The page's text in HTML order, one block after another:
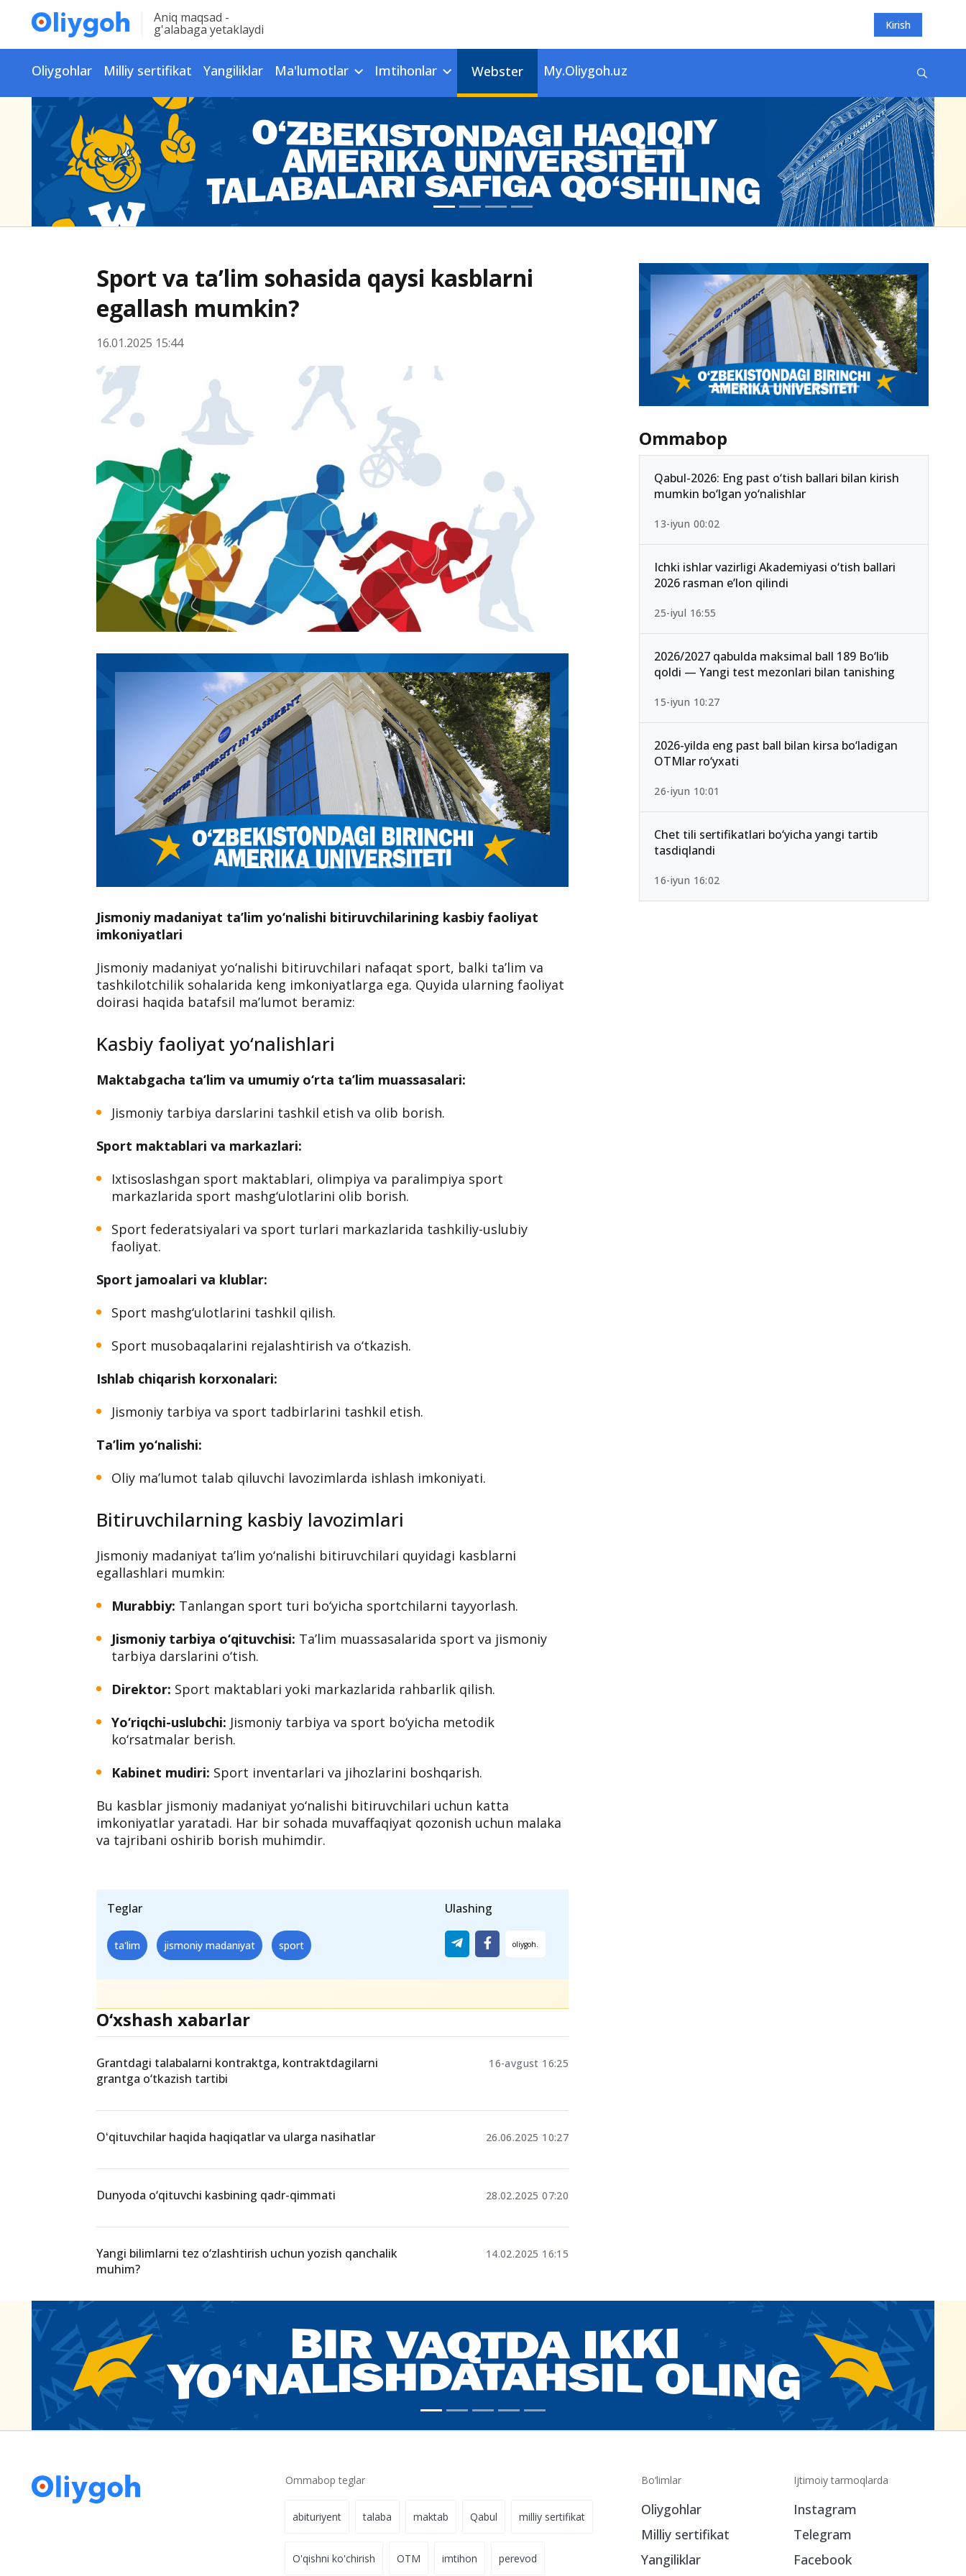
Aniq maqsad -
g'alabaga yetaklaydi Kirish
Oliygohlar Milliy sertifikat Yangiliklar Ma'lumotlar Imtihonlar Webster My.Oliygoh.uz
Sport va ta’lim sohasida qaysi kasblarni
egallash mumkin?
16.01.2025 15:44
Jismoniy madaniyat ta’lim yo‘nalishi bitiruvchilarining kasbiy faoliyat
imkoniyatlari
Jismoniy madaniyat yo‘nalishi bitiruvchilari nafaqat sport, balki ta’lim va
tashkilotchilik sohalarida keng imkoniyatlarga ega. Quyida ularning faoliyat
doirasi haqida batafsil ma’lumot beramiz:
Kasbiy faoliyat yo‘nalishlari
Maktabgacha ta’lim va umumiy o‘rta ta’lim muassasalari:
Jismoniy tarbiya darslarini tashkil etish va olib borish.
Sport maktablari va markazlari:
Ixtisoslashgan sport maktablari, olimpiya va paralimpiya sport
markazlarida sport mashg‘ulotlarini olib borish.
Sport federatsiyalari va sport turlari markazlarida tashkiliy-uslubiy
faoliyat.
Sport jamoalari va klublar:
Sport mashg‘ulotlarini tashkil qilish.
Sport musobaqalarini rejalashtirish va o‘tkazish.
Ishlab chiqarish korxonalari:
Jismoniy tarbiya va sport tadbirlarini tashkil etish.
Ta’lim yo‘nalishi:
Oliy ma’lumot talab qiluvchi lavozimlarda ishlash imkoniyati.
Bitiruvchilarning kasbiy lavozimlari
Jismoniy madaniyat ta’lim yo‘nalishi bitiruvchilari quyidagi kasblarni
egallashlari mumkin:
Murabbiy: Tanlangan sport turi bo‘yicha sportchilarni tayyorlash.
Jismoniy tarbiya o‘qituvchisi: Ta’lim muassasalarida sport va jismoniy
tarbiya darslarini o‘tish.
Direktor: Sport maktablari yoki markazlarida rahbarlik qilish.
Yo‘riqchi-uslubchi: Jismoniy tarbiya va sport bo‘yicha metodik
ko‘rsatmalar berish.
Kabinet mudiri: Sport inventarlari va jihozlarini boshqarish.
Bu kasblar jismoniy madaniyat yo‘nalishi bitiruvchilari uchun katta
imkoniyatlar yaratadi. Har bir sohada muvaffaqiyat qozonish uchun malaka
va tajribani oshirib borish muhimdir.
Teglar
ta'lim jismoniy madaniyat sport
Ulashing
O‘xshash xabarlar
Grantdagi talabalarni kontraktga, kontraktdagilarni
grantga o‘tkazish tartibi
16-avgust 16:25
Oʻqituvchilar haqida haqiqatlar va ularga nasihatlar 26.06.2025 10:27
Dunyoda o‘qituvchi kasbining qadr-qimmati 28.02.2025 07:20
Yangi bilimlarni tez o‘zlashtirish uchun yozish qanchalik
muhim?
14.02.2025 16:15
Ommabop
Qabul-2026: Eng past o‘tish ballari bilan kirish
mumkin bo‘lgan yo‘nalishlar
13-iyun 00:02
Ichki ishlar vazirligi Akademiyasi o‘tish ballari
2026 rasman e’lon qilindi
25-iyul 16:55
2026/2027 qabulda maksimal ball 189 Bo‘lib
qoldi — Yangi test mezonlari bilan tanishing
15-iyun 10:27
2026-yilda eng past ball bilan kirsa bo‘ladigan
OTMlar ro‘yxati
26-iyun 10:01
Chet tili sertifikatlari bo‘yicha yangi tartib
tasdiqlandi
16-iyun 16:02
Ommabop teglar
abituriyent talaba maktab Qabul milliy sertifikat
O'qishni ko'chirish OTM imtihon perevod
Bo‘limlar
Oliygohlar
Milliy sertifikat
Yangiliklar
Ijtimoiy tarmoqlarda
Instagram
Telegram
Facebook